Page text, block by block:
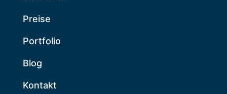
Preise
Portfolio
Blog
Kontakt